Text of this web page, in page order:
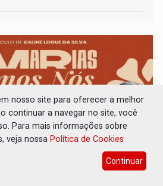
nosso site para oferecer a melhor
continuar a navegar no site, você
Para mais informações sobre
veja nossa Política de Cookies
Continuar